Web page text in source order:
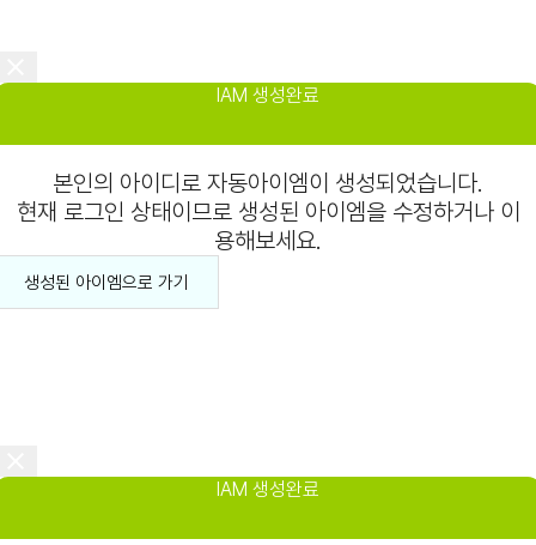
IAM 생성완료
본인의 아이디로 자동아이엠이 생성되었습니다.
현재 로그인 상태이므로 생성된 아이엠을 수정하거나 이
용해보세요.
생성된 아이엠으로 가기
IAM 생성완료